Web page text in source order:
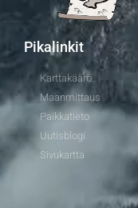
Pikalinkit
Karttakäärö
Maanmittaus
Paikkatieto
Uutisblogi
Sivukartta